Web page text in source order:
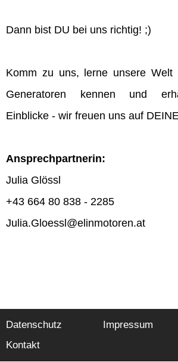
Dann bist DU bei uns richtig! ;)
Komm zu uns, lerne unsere Welt
Generatoren kennen und
Einblicke - wir freuen uns auf
Ansprechpartnerin:
Julia Glössl
+43 664 80 838 - 2285
Julia.Gloessl@elinmotoren.at
Datenschutz
Impressum
Kontakt